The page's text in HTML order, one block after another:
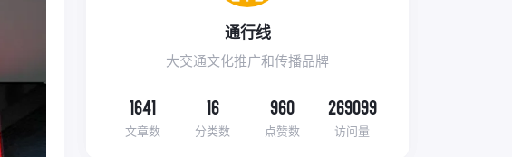
通行线
大交通文化推广和传播品牌
1641
文章数
16
分类数
960
点赞数
269099
访问量